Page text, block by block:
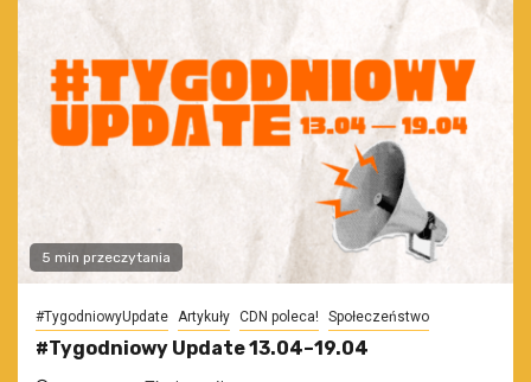
5 min przeczytania
#TygodniowyUpdate Artykuły CDN poleca! Społeczeństwo
#Tygodniowy Update 13.04–19.04